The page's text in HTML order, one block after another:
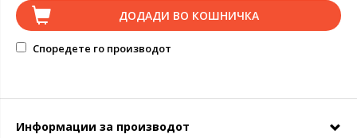
ДОДАДИ ВО КОШНИЧКА
Споредете го производот
Информации за производот